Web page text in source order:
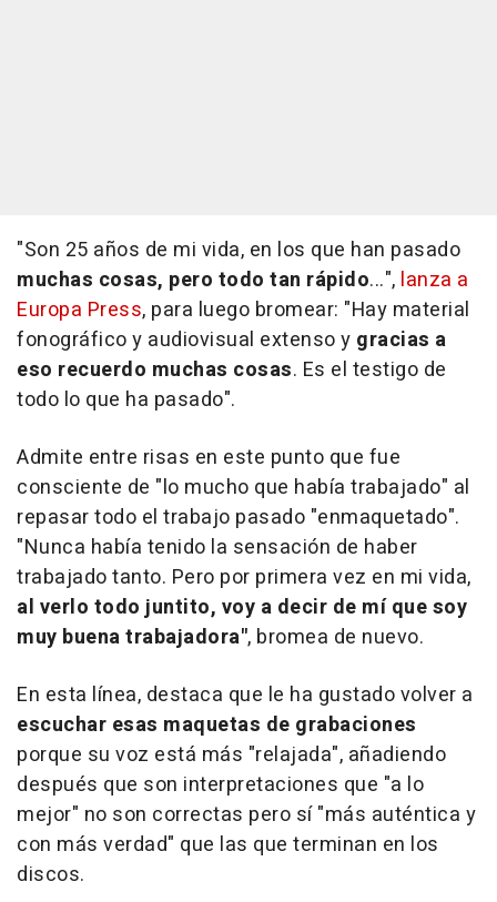
"Son 25 años de mi vida, en los que han pasado
muchas cosas, pero todo tan rápido...", lanza a
Europa Press, para luego bromear: "Hay material
fonográfico y audiovisual extenso y gracias a
eso recuerdo muchas cosas. Es el testigo de
todo lo que ha pasado".
Admite entre risas en este punto que fue
consciente de "lo mucho que había trabajado" al
repasar todo el trabajo pasado "enmaquetado".
"Nunca había tenido la sensación de haber
trabajado tanto. Pero por primera vez en mi vida,
al verlo todo juntito, voy a decir de mí que soy
muy buena trabajadora", bromea de nuevo.
En esta línea, destaca que le ha gustado volver a
escuchar esas maquetas de grabaciones
porque su voz está más "relajada", añadiendo
después que son interpretaciones que "a lo
mejor" no son correctas pero sí "más auténtica y
con más verdad" que las que terminan en los
discos.